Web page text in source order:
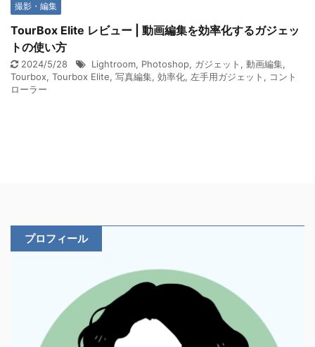
撮影・編集
TourBox Elite レビュー | 動画編集を効率化するガジェッ
トの使い方
2024/5/28 Lightroom, Photoshop, ガジェット , 動画編集,
Tourbox, Tourbox Elite, 写真編集, 効率化, 左手用ガジェット , コント
ローラー
プロフィール